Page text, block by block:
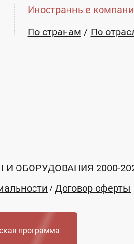
Иностранные
По странам
По
ОБОРУДОВАНИЯ 2000-
/ Договор оферты
программа